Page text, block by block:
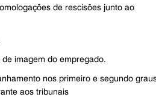
de rescisões junto ao
imagem do empregado.
nos primeiro e segundo
aos tribunais